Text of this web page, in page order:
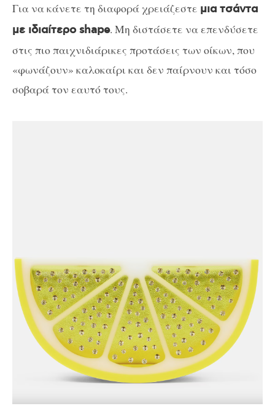
Για να κάνετε τη διαφορά χρειάζεστε μια τσάντα
με ιδιαίτερο shape. Μη διστάσετε να επενδύσετε
στις πιο παιχνιδιάρικες προτάσεις των οίκων, που
«φωνάζουν» καλοκαίρι και δεν παίρνουν και τόσο
σοβαρά τον εαυτό τους.